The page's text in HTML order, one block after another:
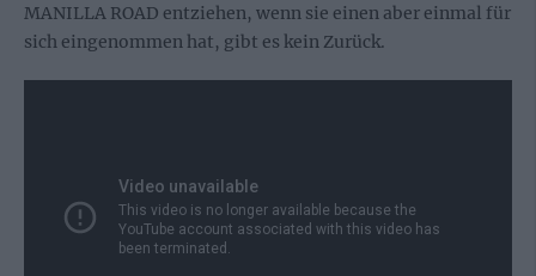
MANILLA ROAD entziehen, wenn sie einen aber einmal für
sich eingenommen hat, gibt es kein Zurück.